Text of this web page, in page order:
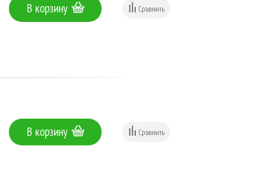
В корзину
В корзину